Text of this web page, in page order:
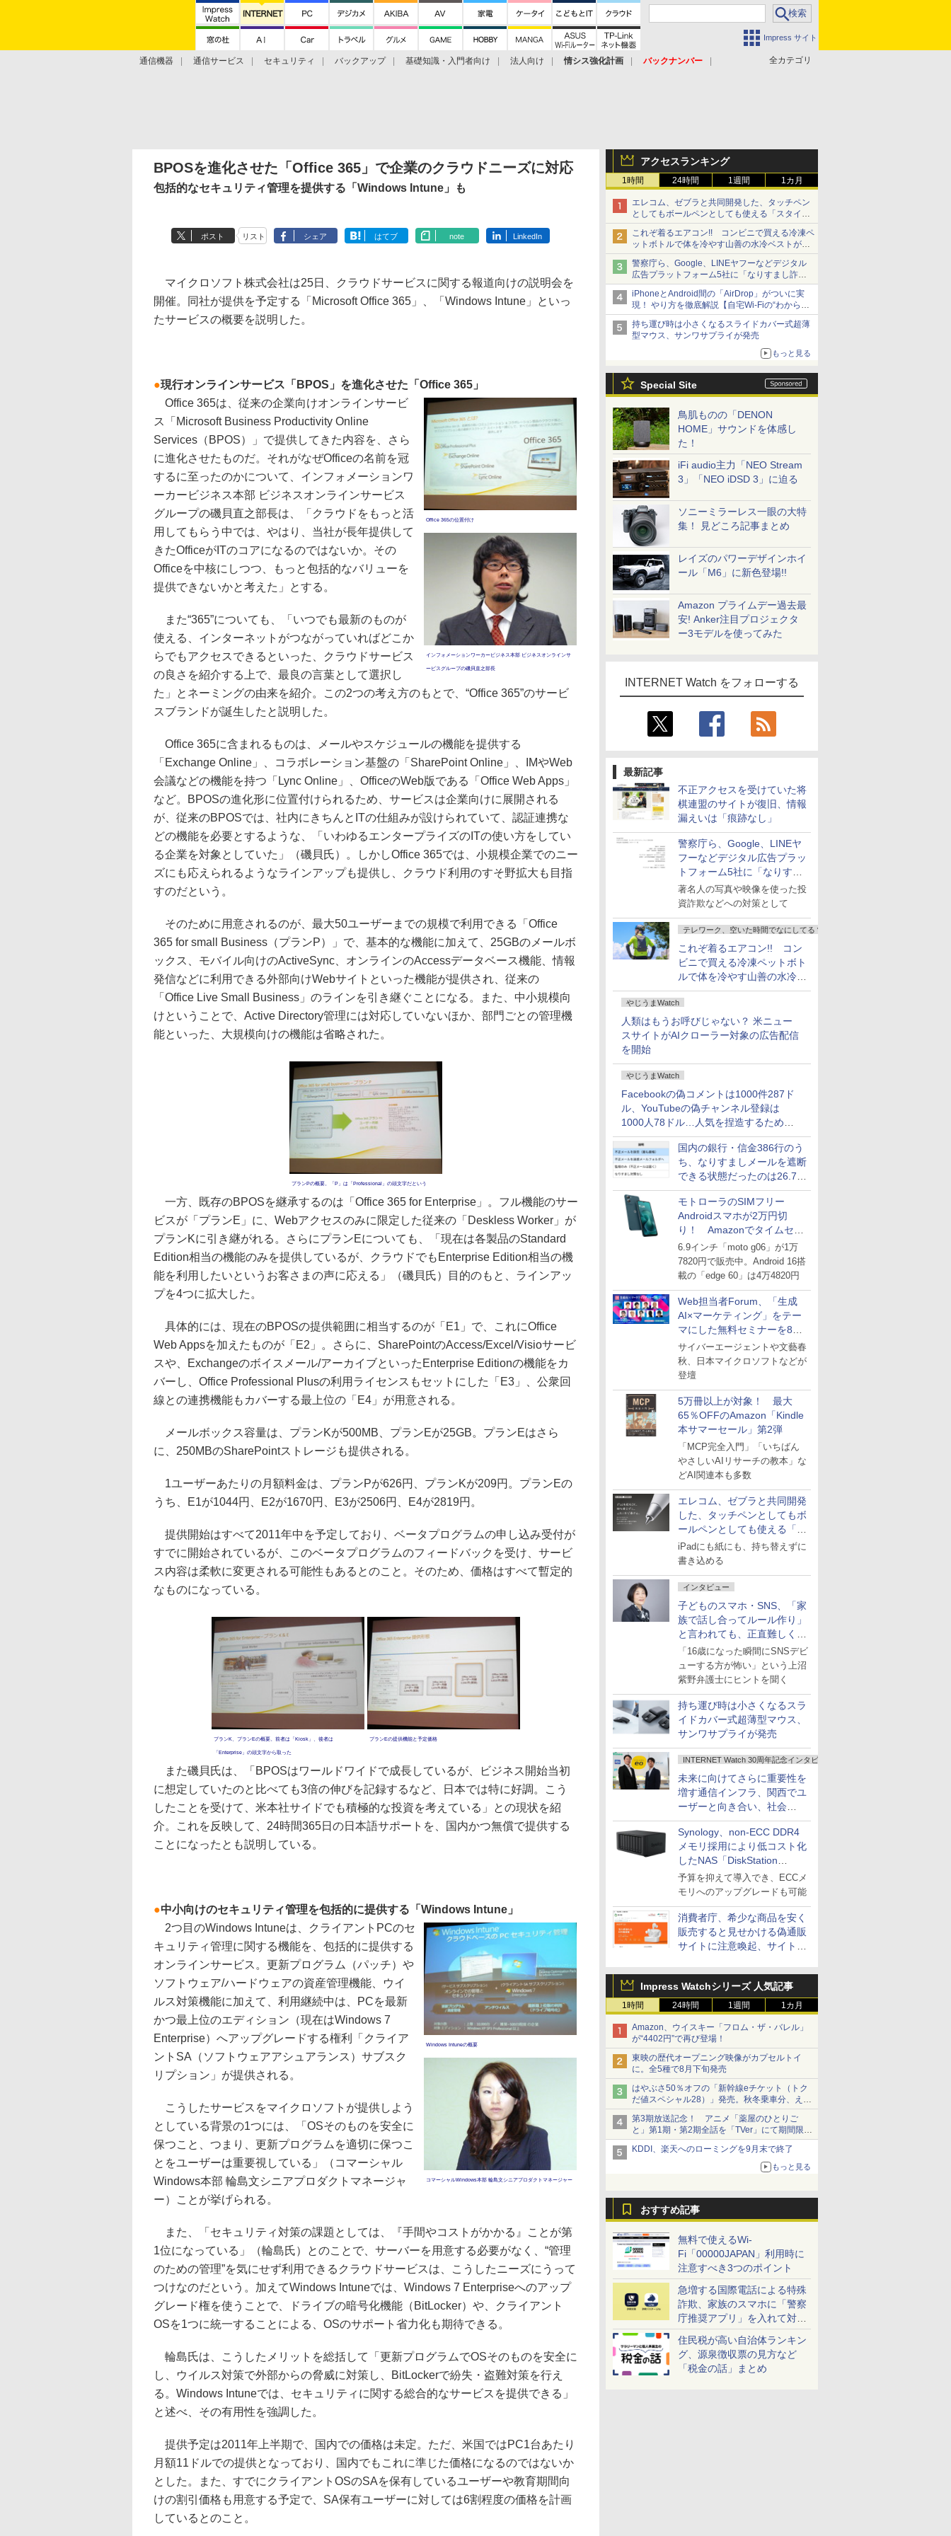
Impress サイト
全カテゴリ
通信機器 通信サービス セキュリティ バックアップ 基礎知識・入門者向け 法人向け 情シス強化計画
バックナンバー
アクセスランキング
1時間 24時間 1週間 1カ月
エレコム、ゼブラと共同開発した、タッチペン
としてもボールペンとしても使える「スタイラ
スツーウェイ」発売 iPadにも紙にも、持ち替
えずに書き込める
これぞ着るエアコン!! コンビニで買える冷凍ペ
ットボトルで体を冷やす山善の水冷ベストがロ
ードバイクにちょうどいい【ぼっち・ざ・ろー
ど！その14】【空いた時間でなにしてる？】
警察庁ら、Google、LINEヤフーなどデジタル
広告プラットフォーム5社に「なりすまし詐欺
広告」対策強化を要請 著名人の写真や映像を
使った投資詐欺などへの対策として
iPhoneとAndroid間の「AirDrop」がついに実
現！ やり方を徹底解説【自宅Wi-Fiの“わからな
い”をスッキリ！】
持ち運び時は小さくなるスライドカバー式超薄
型マウス、サンワサプライが発売
もっと見る
Special Site
鳥肌ものの「DENON
HOME」サウンドを体感し
た！
iFi audio主力「NEO Stream
3」「NEO iDSD 3」に迫る
ソニーミラーレス一眼の大特
集！ 見どころ記事まとめ
レイズのパワーデザインホイ
ール「M6」に新色登場!!
Amazon プライムデー過去最
安! Anker注目プロジェクタ
ー3モデルを使ってみた
INTERNET Watch をフォローする
最新記事
不正アクセスを受けていた将
棋連盟のサイトが復旧、情報
漏えいは「痕跡なし」
警察庁ら、Google、LINEヤ
フーなどデジタル広告プラッ
トフォーム5社に「なりすま
し詐欺広告」対策強化を要請
著名人の写真や映像を使った投
資詐欺などへの対策として
テレワーク、空いた時間でなにしてる？
これぞ着るエアコン!! コン
ビニで買える冷凍ペットボト
ルで体を冷やす山善の水冷ベ
ストがロードバイクにちょう
どいい【ぼっち・ざ・ろー
ど！その14】
やじうまWatch
人類はもうお呼びじゃない？ 米ニュー
スサイトがAIクローラー対象の広告配信
を開始
やじうまWatch
Facebookの偽コメントは1000件287ド
ル、YouTubeの偽チャンネル登録は
1000人78ドル…人気を捏造するための
価格リストが公開中
国内の銀行・信金386行のう
ち、なりすましメールを遮断
できる状態だったのは26.7％
にとどまる～GMOブランド
セキュリティ調査
モトローラのSIMフリー
Androidスマホが2万円切
り！ Amazonでタイムセー
ル
6.9インチ「moto g06」が1万
7820円で販売中。Android 16搭
載の「edge 60」は4万4820円
Web担当者Forum、「生成
AI×マーケティング」をテー
マにした無料セミナーを8月
27日にオンライン開催
サイバーエージェントや文藝春
秋、日本マイクロソフトなどが
登壇
5万冊以上が対象！ 最大
65％OFFのAmazon「Kindle
本サマーセール」第2弾
「MCP完全入門」「いちばん
やさしいAIリサーチの教本」な
どAI関連本も多数
エレコム、ゼブラと共同開発
した、タッチペンとしてもボ
ールペンとしても使える「ス
タイラスツーウェイ」発売
iPadにも紙にも、持ち替えずに
書き込める
インタビュー
子どものスマホ・SNS、「家
族で話し合ってルール作り」
と言われても、正直難しくな
いですか？
「16歳になった瞬間にSNSデビ
ューする方が怖い」という上沼
紫野弁護士にヒントを聞く
持ち運び時は小さくなるスラ
イドカバー式超薄型マウス、
サンワサプライが発売
INTERNET Watch 30周年記念インタビュー
未来に向けてさらに重要性を
増す通信インフラ、関西でユ
ーザーと向き合い、社会
の“あたらしい”を起動し続け
る～オプテージ
Synology、non-ECC DDR4
メモリ採用により低コスト化
したNAS「DiskStation
neo+」シリーズ
予算を抑えて導入でき、ECCメ
モリへのアップグレードも可能
消費者庁、希少な商品を安く
販売すると見せかける偽通販
サイトに注意喚起、サイト名
Impress Watchシリーズ 人気記事
1時間 24時間 1週間 1カ月
Amazon、ウイスキー「フロム・ザ・バレル」
が“4402円”で再び登場！
東映の歴代オープニング映像がカプセルトイ
に。全5種で8月下旬発売
はやぶさ50％オフの「新幹線eチケット（トク
だ値スペシャル28）」発売。秋冬乗車分、えき
ねっと限定
第3期放送記念！ アニメ「薬屋のひとりご
と」第1期・第2期全話を「TVer」にて期間限定
で順次無料配信開始
KDDI、楽天へのローミングを9月末で終了
もっと見る
おすすめ記事
無料で使えるWi-
Fi「00000JAPAN」利用時に
注意すべき3つのポイント
急増する国際電話による特殊
詐欺、家族のスマホに「警察
庁推奨アプリ」を入れて対策
しよう！
住民税が高い自治体ランキン
グ、源泉徴収票の見方など
「税金の話」まとめ
BPOSを進化させた「Office 365」で企業のクラウドニーズに対応
包括的なセキュリティ管理を提供する「Windows Intune」も
ポスト リスト シェア はてブ note LinkedIn
マイクロソフト株式会社は25日、クラウドサービスに関する報道向けの説明会を
開催。同社が提供を予定する「Microsoft Office 365」、「Windows Intune」といっ
たサービスの概要を説明した。
●現行オンラインサービス「BPOS」を進化させた「Office 365」
Office 365の位置付け
インフォメーションワーカービジネス本部 ビジネスオンラインサ
ービスグループの磯貝直之部長
Office 365は、従来の企業向けオンラインサービ
ス「Microsoft Business Productivity Online
Services（BPOS）」で提供してきた内容を、さら
に進化させたものだ。それがなぜOfficeの名前を冠
するに至ったのかについて、インフォメーションワ
ーカービジネス本部 ビジネスオンラインサービス
グループの磯貝直之部長は、「クラウドをもっと活
用してもらう中では、やはり、当社が長年提供して
きたOfficeがITのコアになるのではないか。その
Officeを中核にしつつ、もっと包括的なバリューを
提供できないかと考えた」とする。
また“365”についても、「いつでも最新のものが
使える、インターネットがつながっていればどこか
らでもアクセスできるといった、クラウドサービス
の良さを紹介する上で、最良の言葉として選択し
た」とネーミングの由来を紹介。この2つの考え方のもとで、“Office 365”のサービ
スブランドが誕生したと説明した。
Office 365に含まれるものは、メールやスケジュールの機能を提供する
「Exchange Online」、コラボレーション基盤の「SharePoint Online」、IMやWeb
会議などの機能を持つ「Lync Online」、OfficeのWeb版である「Office Web Apps」
など。BPOSの進化形に位置付けられるため、サービスは企業向けに展開される
が、従来のBPOSでは、社内にきちんとITの仕組みが設けられていて、認証連携な
どの機能を必要とするような、「いわゆるエンタープライズのITの使い方をしてい
る企業を対象としていた」（磯貝氏）。しかしOffice 365では、小規模企業でのニー
ズにも応えられるようなラインアップも提供し、クラウド利用のすそ野拡大も目指
すのだという。
そのために用意されるのが、最大50ユーザーまでの規模で利用できる「Office
365 for small Business（プランP）」で、基本的な機能に加えて、25GBのメールボ
ックス、モバイル向けのActiveSync、オンラインのAccessデータベース機能、情報
発信などに利用できる外部向けWebサイトといった機能が提供され、従来の
「Office Live Small Business」のラインを引き継ぐことになる。また、中小規模向
けということで、Active Directory管理には対応していないほか、部門ごとの管理機
能といった、大規模向けの機能は省略された。
プランPの概要。「P」は「Professional」の頭文字だという
一方、既存のBPOSを継承するのは「Office 365 for Enterprise」。フル機能のサー
ビスが「プランE」に、Webアクセスのみに限定した従来の「Deskless Worker」が
プランKに引き継がれる。さらにプランEについても、「現在は各製品のStandard
Edition相当の機能のみを提供しているが、クラウドでもEnterprise Edition相当の機
能を利用したいというお客さまの声に応える」（磯貝氏）目的のもと、ラインアッ
プを4つに拡大した。
具体的には、現在のBPOSの提供範囲に相当するのが「E1」で、これにOffice
Web Appsを加えたものが「E2」。さらに、SharePointのAccess/Excel/Visioサービ
スや、Exchangeのボイスメール/アーカイブといったEnterprise Editionの機能をカ
バーし、Office Professional Plusの利用ライセンスもセットにした「E3」、公衆回
線との連携機能もカバーする最上位の「E4」が用意される。
メールボックス容量は、プランKが500MB、プランEが25GB。プランEはさら
に、250MBのSharePointストレージも提供される。
1ユーザーあたりの月額料金は、プランPが626円、プランKが209円。プランEの
うち、E1が1044円、E2が1670円、E3が2506円、E4が2819円。
提供開始はすべて2011年中を予定しており、ベータプログラムの申し込み受付が
すでに開始されているが、このベータプログラムのフィードバックを受け、サービ
ス内容は柔軟に変更される可能性もあるとのこと。そのため、価格はすべて暫定的
なものになっている。
プランK、プランEの概要。前者は「Kiosk」、後者は
「Enterprise」の頭文字から取った
プランEの提供機能と予定価格
また磯貝氏は、「BPOSはワールドワイドで成長しているが、ビジネス開始当初
に想定していたのと比べても3倍の伸びを記録するなど、日本では特に好調。こう
したことを受けて、米本社サイドでも積極的な投資を考えている」との現状を紹
介。これを反映して、24時間365日の日本語サポートを、国内かつ無償で提供する
ことになったとも説明している。
●中小向けのセキュリティ管理を包括的に提供する「Windows Intune」
Windows Intuneの概要
コマーシャルWindows本部 輪島文シニアプロダクトマネージャー
2つ目のWindows Intuneは、クライアントPCのセ
キュリティ管理に関する機能を、包括的に提供する
オンラインサービス。更新プログラム（パッチ）や
ソフトウェア/ハードウェアの資産管理機能、ウイ
ルス対策機能に加えて、利用継続中は、PCを最新
かつ最上位のエディション（現在はWindows 7
Enterprise）へアップグレードする権利「クライア
ントSA（ソフトウェアアシュアランス）サブスク
リプション」が提供される。
こうしたサービスをマイクロソフトが提供しよう
としている背景の1つには、「OSそのものを安全に
保つこと、つまり、更新プログラムを適切に保つこ
とをユーザーは重要視している」（コマーシャル
Windows本部 輪島文シニアプロダクトマネージャ
ー）ことが挙げられる。
また、「セキュリティ対策の課題としては、『手間やコストがかかる』ことが第
1位になっている」（輪島氏）とのことで、サーバーを用意する必要がなく、“管理
のための管理”を気にせず利用できるクラウドサービスは、こうしたニーズにうって
つけなのだという。加えてWindows Intuneでは、Windows 7 Enterpriseへのアップ
グレード権を使うことで、ドライブの暗号化機能（BitLocker）や、クライアント
OSを1つに統一することによる、OSのサポート省力化も期待できる。
輪島氏は、こうしたメリットを総括して「更新プログラムでOSそのものを安全に
し、ウイルス対策で外部からの脅威に対策し、BitLockerで紛失・盗難対策を行え
る。Windows Intuneでは、セキュリティに関する総合的なサービスを提供できる」
と述べ、その有用性を強調した。
提供予定は2011年上半期で、国内での価格は未定。ただ、米国ではPC1台あたり
月額11ドルでの提供となっており、国内でもこれに準じた価格になるのではないか
とした。また、すでにクライアントOSのSAを保有しているユーザーや教育期間向
けの割引価格も用意する予定で、SA保有ユーザーに対しては6割程度の価格を計画
しているとのこと。